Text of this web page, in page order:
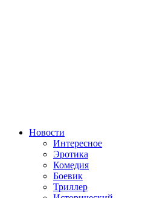
Новости
Интересное
Эротика
Комедия
Боевик
Триллер